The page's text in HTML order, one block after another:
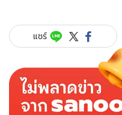
ยัง
งง?
สร้าง
ตำนาน
ใหม่
แชร์